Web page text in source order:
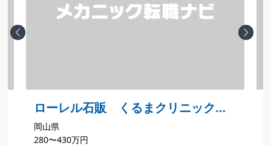
Previous
ローレル石販 くるまクリニック藤
田店
岡山県
280〜430万円
Next